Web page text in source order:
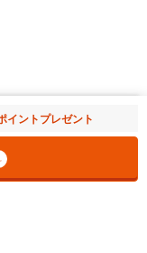
一覧を開く
イントプレゼント